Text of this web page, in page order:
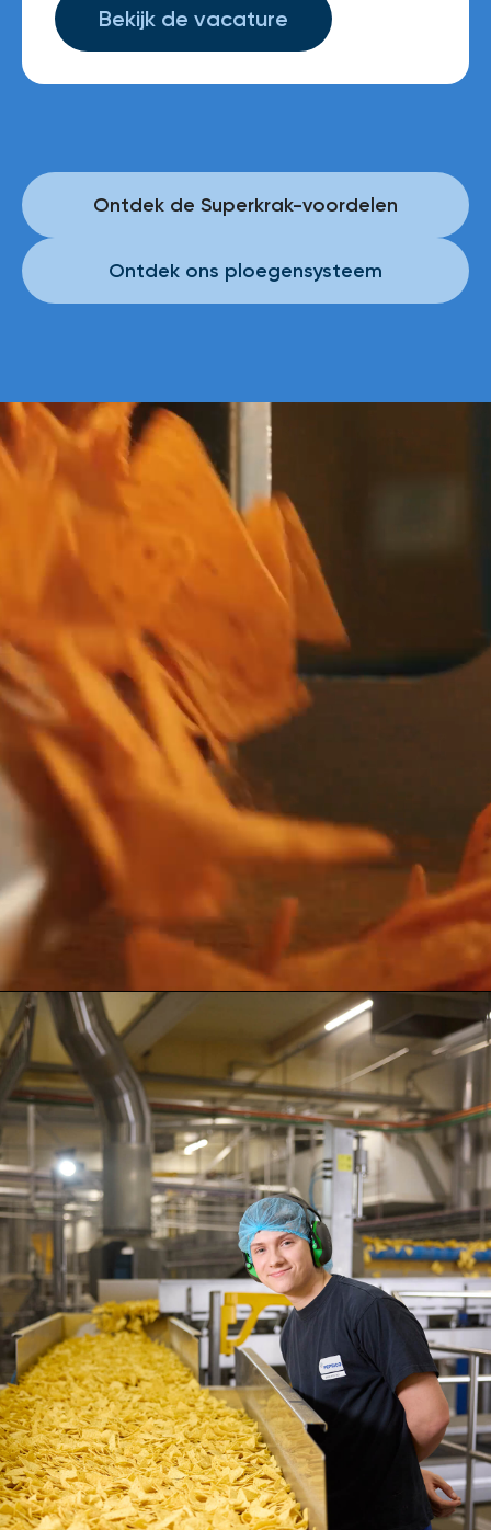
Bekijk de vacature
Ontdek de Superkrak-voordelen
Ontdek ons ploegensysteem